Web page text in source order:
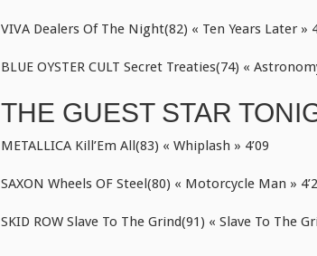
VIVA Dealers Of The Night(82) « Ten Years Later »
BLUE OYSTER CULT Secret Treaties(74) «
THE GUEST STAR
METALLICA Kill’Em All(83) « Whiplash » 4’09
SAXON Wheels OF Steel(80) « Motorcycle Man »
SKID ROW Slave To The Grind(91) « Slave To The